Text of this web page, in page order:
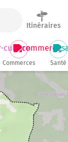
Itinéraires
Commerces Santé